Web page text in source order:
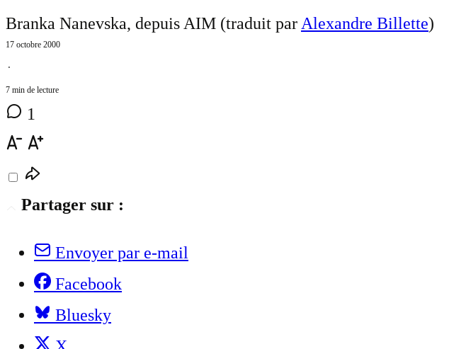
Branka Nanevska, depuis AIM (traduit parAlexandre Billette)
17 octobre 2000
⋅
7 min de lecture
1
Partager sur :
Envoyer par e-mail
Facebook
Bluesky